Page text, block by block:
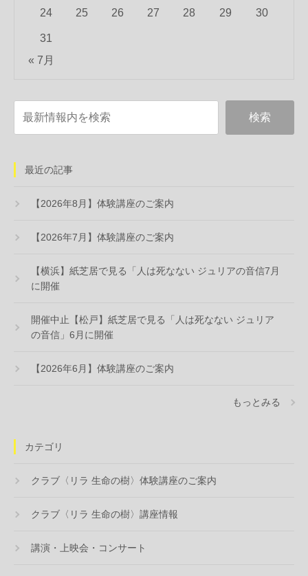
24 25 26 27 28 29 30
31
« 7月
最近の記事
【2026年8月】体験講座のご案内
【2026年7月】体験講座のご案内
【横浜】紙芝居で見る「人は死なない ジュリアの音信7月
に開催
開催中止【松戸】紙芝居で見る「人は死なない ジュリア
の音信」6月に開催
【2026年6月】体験講座のご案内
もっとみる
カテゴリ
クラブ〈リラ 生命の樹〉体験講座のご案内
クラブ〈リラ 生命の樹〉講座情報
講演・上映会・コンサート